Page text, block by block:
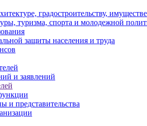
градостроительству,
туризма, спорта и молодежной
защиты населения и труда
и заявлений
и представительства